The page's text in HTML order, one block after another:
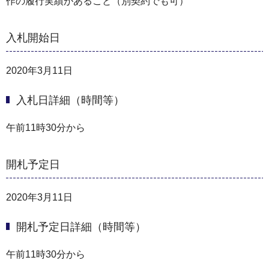
入札開始日
2020年3月11日
入札日詳細（時間等）
午前11時30分から
開札予定日
2020年3月11日
開札予定日詳細（時間等）
午前11時30分から